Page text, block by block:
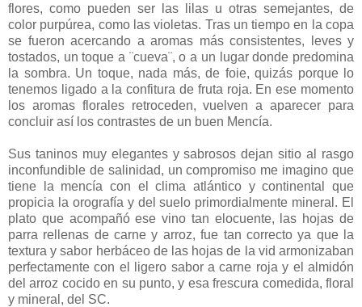
flores, como pueden ser las lilas u otras semejantes, de
color purpúrea, como las violetas. Tras un tiempo en la copa
se fueron acercando a aromas más consistentes, leves y
tostados, un toque a ¨cueva¨, o a un lugar donde predomina
la sombra. Un toque, nada más, de foie, quizás porque lo
tenemos ligado a la confitura de fruta roja. En ese momento
los aromas florales retroceden, vuelven a aparecer para
concluir así los contrastes de un buen Mencía.
Sus taninos muy elegantes y sabrosos dejan sitio al rasgo
inconfundible de salinidad, un compromiso me imagino que
tiene la mencía con el clima atlántico y continental que
propicia la orografía y del suelo primordialmente mineral. El
plato que acompañó ese vino tan elocuente, las hojas de
parra rellenas de carne y arroz, fue tan correcto ya que la
textura y sabor herbáceo de las hojas de la vid armonizaban
perfectamente con el ligero sabor a carne roja y el almidón
del arroz cocido en su punto, y esa frescura comedida, floral
y mineral, del SC.